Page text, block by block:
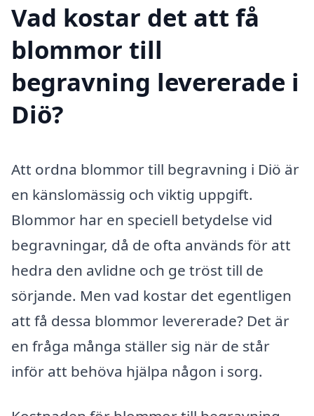
Vad kostar det att få
blommor till
begravning levererade i
Diö?
Att ordna blommor till begravning i Diö är
en känslomässig och viktig uppgift.
Blommor har en speciell betydelse vid
begravningar, då de ofta används för att
hedra den avlidne och ge tröst till de
sörjande. Men vad kostar det egentligen
att få dessa blommor levererade? Det är
en fråga många ställer sig när de står
inför att behöva hjälpa någon i sorg.